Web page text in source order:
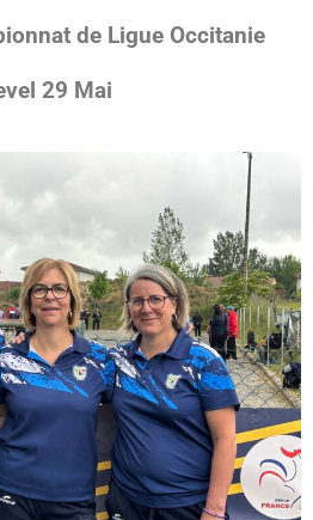
de Ligue Occitanie
29 Mai